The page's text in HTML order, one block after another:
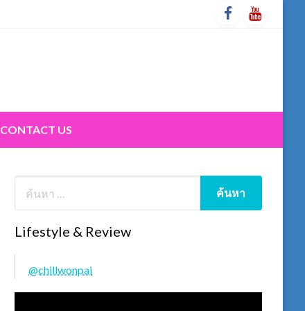
CONTACT US
Lifestyle & Review
@chillwonpai